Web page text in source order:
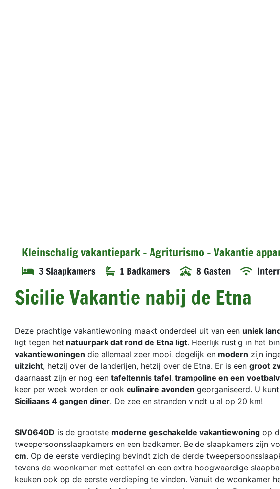
Kleinschalig vakantiepark - Agriturismo - Vakantie
3 Slaapkamers 1 Badkamers 8 Gasten
Sicilie Vakantie nabij de Etna
Deze prachtige vakantiewoning maakt onderdeel uit van een uniek
ligt tegen het natuurpark dat rond de Etna ligt. Heerlijk rustig in het
vakantiewoningen die allemaal zeer mooi, degelijk en modern zijn
uitzicht, hetzij over de landerijen, hetzij over de Etna. Er is een groot
daarnaast zijn er nog een tafeltennis tafel, trampoline en een
keer per week worden er ook culinaire avonden georganiseerd. U
Siciliaans 4 gangen diner. De zee en stranden vindt u al op 20 km!
SIV0640D is de grootste moderne geschakelde vakantiewoning op
tweepersoonsslaapkamers en een badkamer. Beide slaapkamers zijn
cm. Op de eerste verdieping bevindt zich de derde
tevens de woonkamer met eettafel en een extra hoogwaardige
keuken ook op de eerste verdieping te vinden. Vanuit de woonkamer